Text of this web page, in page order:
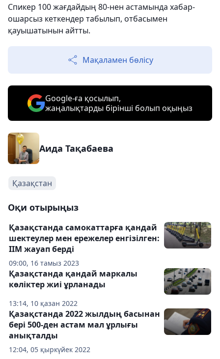
Спикер 100 жағдайдың 80-нен астамында хабар-
ошарсыз кеткендер табылып, отбасымен
қауышатынын айтты.
Мақаламен бөлісу
Google-ға қосылып,
жаңалықтарды бірінші болып оқыңыз
Аида Тақабаева
Қазақстан
Оқи отырыңыз
09:00, 16 тамыз 2023
Қазақстанда самокаттарға қандай
шектеулер мен ережелер енгізілген:
ІІМ жауап берді
13:14, 10 қазан 2022
Қазақстанда қандай маркалы
көліктер жиі ұрланады
12:04, 05 қыркүйек 2022
Қазақстанда 2022 жылдың басынан
бері 500-ден астам мал ұрлығы
анықталды